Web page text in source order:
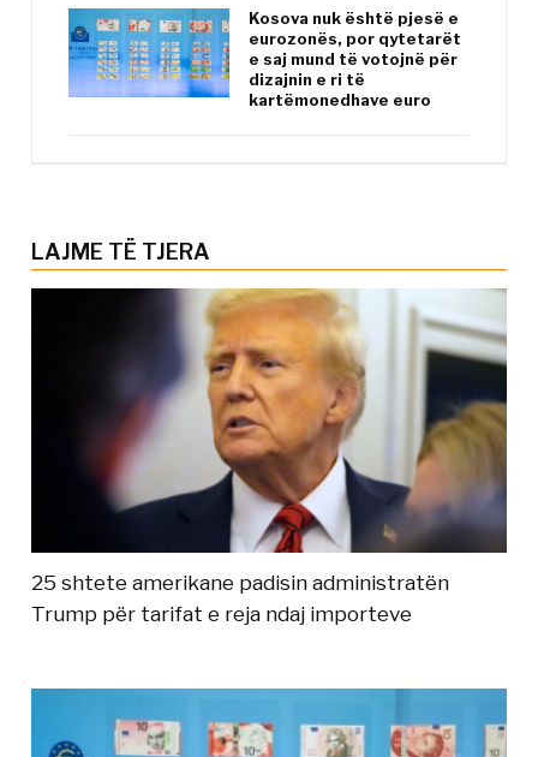
Kosova nuk është pjesë e
eurozonës, por qytetarët
e saj mund të votojnë për
dizajnin e ri të
kartëmonedhave euro
LAJME TË TJERA
25 shtete amerikane padisin administratën
Trump për tarifat e reja ndaj importeve